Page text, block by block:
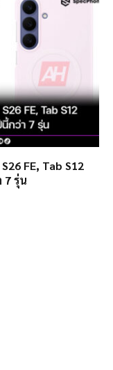
FE, Tab S12
7 รุ่น